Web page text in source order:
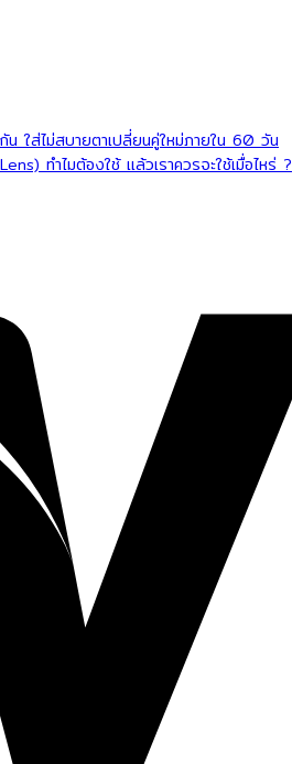
น ใส่ไม่สบายตาเปลี่ยนคู่ใหม่ภายใน 60 วัน
ทำไมต้องใช้ แล้วเราควรจะใช้เมื่อไหร่ ?